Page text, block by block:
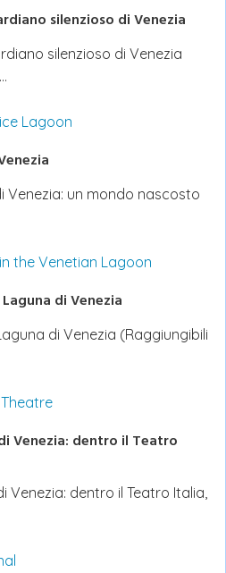
silenzioso di Venezia
silenzioso di Venezia
Venezia: un mondo nascosto
di Venezia
di Venezia (Raggiungibili
Venezia: dentro il Teatro
Venezia: dentro il Teatro Italia,